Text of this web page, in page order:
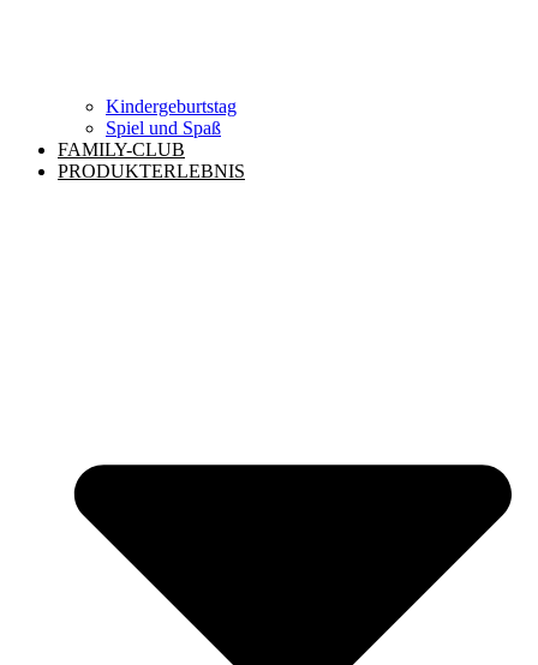
Kindergeburtstag
Spiel und Spaß
FAMILY-CLUB
PRODUKTERLEBNIS